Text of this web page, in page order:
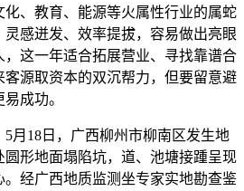
、教育、能源等火属性行业的属蛇
灵感迸发、效率提拔，容易做出亮眼
这一年适合拓展营业、寻找靠谱合
源取资本的双沉帮力，但要留意避
成功。
18日，广西柳州市柳南区发生地
形地面塌陷坑，道、池塘接踵呈现
经广西地质监测坐专家实地勘查鉴